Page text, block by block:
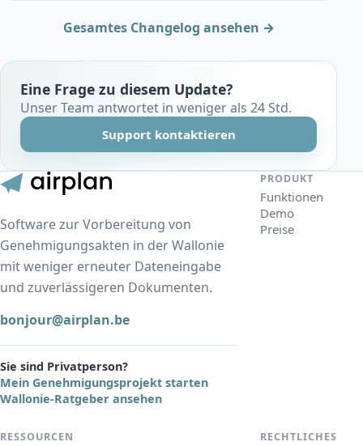
Gesamtes Changelog ansehen →
Eine Frage zu diesem Update?
Unser Team antwortet in weniger als 24 Std.
Support kontaktieren
Software zur Vorbereitung von
Genehmigungsakten in der Wallonie
mit weniger erneuter Dateneingabe
und zuverlässigeren Dokumenten.
bonjour@airplan.be
Sie sind Privatperson?
Mein Genehmigungsprojekt starten
Wallonie-Ratgeber ansehen
PRODUKT
Funktionen
Demo
Preise
RESSOURCEN RECHTLICHES